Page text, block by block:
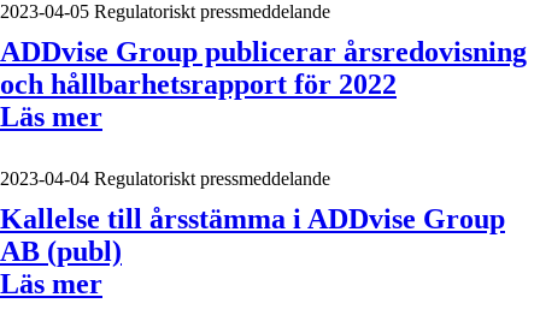
2023-04-05 Regulatoriskt pressmeddelande
ADDvise Group publicerar årsredovisning
och hållbarhetsrapport för 2022
Läs mer
2023-04-04 Regulatoriskt pressmeddelande
Kallelse till årsstämma i ADDvise Group
AB (publ)
Läs mer